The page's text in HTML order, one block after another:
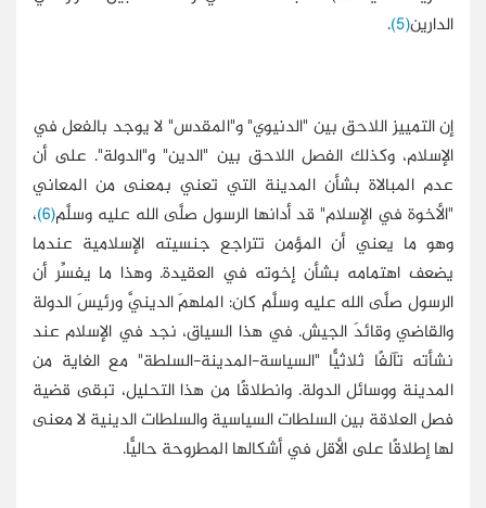
الدارين(5)
.
إن التمييز اللاحق بين "الدنيوي" و"المقدس" لا يوجد بالفعل في
الإسلام، وكذلك الفصل اللاحق بين "الدين" و"الدولة". على أن
عدم المبالاة بشأن المدينة التي تعني بمعنى من المعاني
"الأخوة في الإسلام" قد أدانها الرسول صلَّى الله عليه وسلَّم(6) ،
وهو ما يعني أن المؤمن تتراجع جنسيته الإسلامية عندما
يضعف اهتمامه بشأن إخوته في العقيدة. وهذا ما يفسِّر أن
الرسول صلَّى الله عليه وسلَّم كان: الملهمَ الدينيَّ ورئيسَ الدولة
والقاضي وقائدَ الجيش. في هذا السياق، نجد في الإسلام عند
نشأته تآلفًا ثلاثيًّا "السياسة-المدينة-السلطة" مع الغاية من
المدينة ووسائل الدولة. وانطلاقًا من هذا التحليل، تبقى قضية
فصل العلاقة بين السلطات السياسية والسلطات الدينية لا معنى
لها إطلاقًا على الأقل في أشكالها المطروحة حاليًّا.